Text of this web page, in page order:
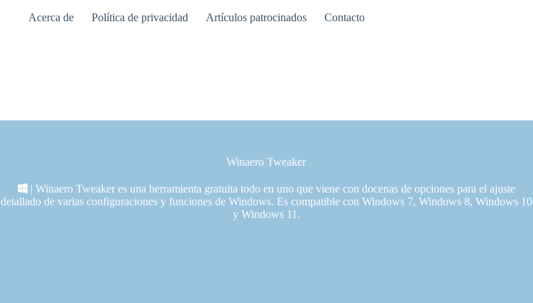
Acerca de Política de privacidad Artículos patrocinados Contacto
Winaero Tweaker
| Winaero Tweaker es una herramienta gratuita todo en uno que viene con docenas de opciones para el ajuste
detallado de varias configuraciones y funciones de Windows. Es compatible con Windows 7, Windows 8, Windows 10
y Windows 11.